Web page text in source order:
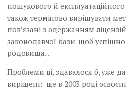
пошукового й
також терміново вирішувати
пов’язані з одержанням
законодавчої бази, щоб успішно
родовища…
Проблеми ці, здавалося б, уже
вирішені: ще в 2003 році